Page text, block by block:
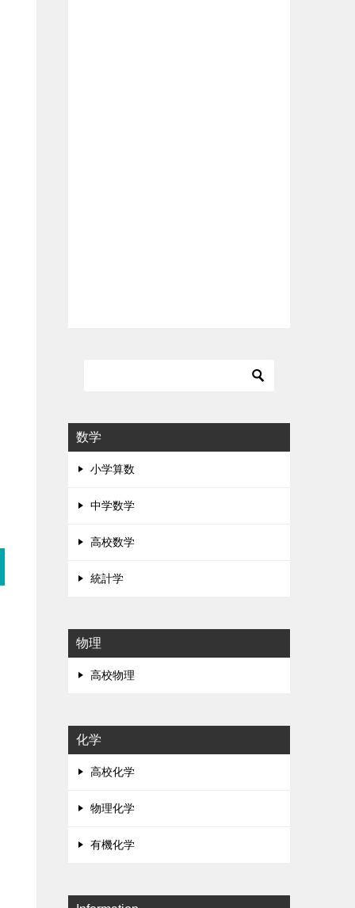
数学
小学算数
中学数学
高校数学
統計学
物理
高校物理
化学
高校化学
物理化学
有機化学